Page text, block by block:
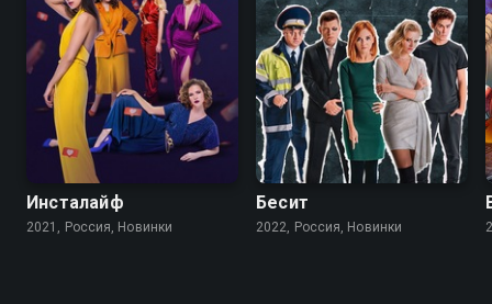
Инсталайф
2021, Россия, Новинки
Бесит
2022, Россия, Новинки